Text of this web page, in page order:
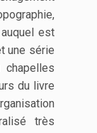
est
une série
du livre
très